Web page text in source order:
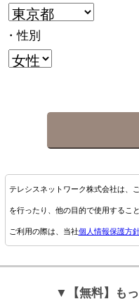
・性別
テレシスネットワーク株式会社は、
を行ったり、他の目的で使用するこ
ご利用の際は、当社個人情報保護方
▼【無料】もっ